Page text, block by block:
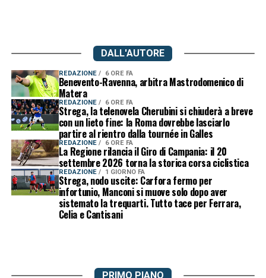
DALL'AUTORE
REDAZIONE 6 ORE FA
Benevento-Ravenna, arbitra Mastrodomenico di
Matera
REDAZIONE 6 ORE FA
Strega, la telenovela Cherubini si chiuderà a breve
con un lieto fine: la Roma dovrebbe lasciarlo
partire al rientro dalla tournée in Galles
REDAZIONE 6 ORE FA
La Regione rilancia il Giro di Campania: il 20
settembre 2026 torna la storica corsa ciclistica
REDAZIONE 1 GIORNO FA
Strega, nodo uscite: Carfora fermo per
infortunio, Manconi si muove solo dopo aver
sistemato la trequarti. Tutto tace per Ferrara,
Celia e Cantisani
PRIMO PIANO